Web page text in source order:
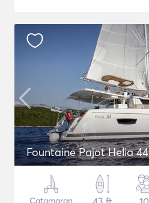
Fountaine Pajot Helia 44
Catamaran